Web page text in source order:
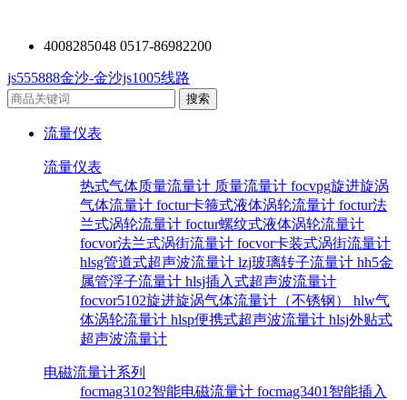
4008285048 0517-86982200
js555888金沙-金沙js1005线路
流量仪表
流量仪表
热式气体质量流量计 质量流量计 focvpg旋进旋涡
气体流量计 foctur卡箍式液体涡轮流量计 foctur法
兰式涡轮流量计 foctur螺纹式液体涡轮流量计
focvor法兰式涡街流量计 focvor卡装式涡街流量计
hlsg管道式超声波流量计 lzj玻璃转子流量计 hh5金
属管浮子流量计 hlsj插入式超声波流量计
focvor5102旋进旋涡气体流量计（不锈钢） hlw气
体涡轮流量计 hlsp便携式超声波流量计 hlsj外贴式
超声波流量计
电磁流量计系列
focmag3102智能电磁流量计 focmag3401智能插入